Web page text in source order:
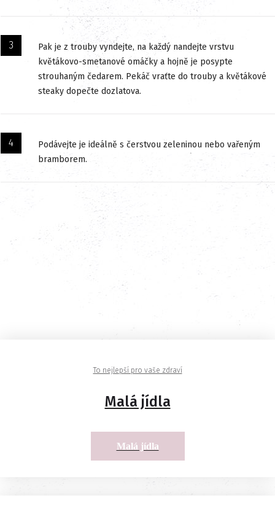
Pak je z trouby vyndejte, na každý nandejte vrstvu
květákovo-smetanové omáčky a hojně je posypte
strouhaným čedarem. Pekáč vraťte do trouby a květákové
steaky dopečte dozlatova.
Podávejte je ideálně s čerstvou zeleninou nebo vařeným
bramborem.
To nejlepší pro vaše zdraví
Malá jídla
Malá jídla